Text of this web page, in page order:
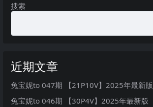
搜索
近期文章
兔宝妮to 047期 【21P10V】2025年最新版
兔宝妮to 046期 【30P4V】2025年最新版